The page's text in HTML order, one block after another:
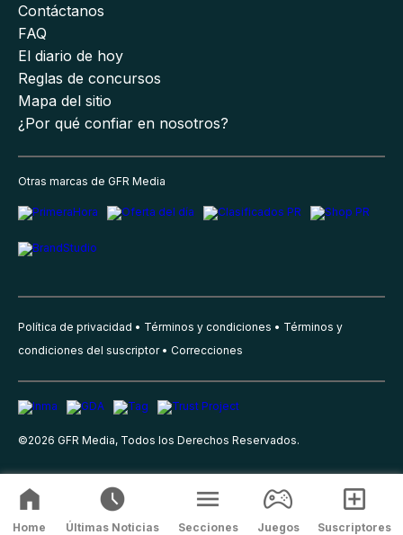
Contáctanos
FAQ
El diario de hoy
Reglas de concursos
Mapa del sitio
¿Por qué confiar en nosotros?
Otras marcas de GFR Media
Política de privacidad Términos y condiciones
Términos y
condiciones del suscriptor
Correcciones
©2026 GFR Media, Todos los Derechos Reservados.
Home Últimas Noticias Secciones Juegos Suscriptores